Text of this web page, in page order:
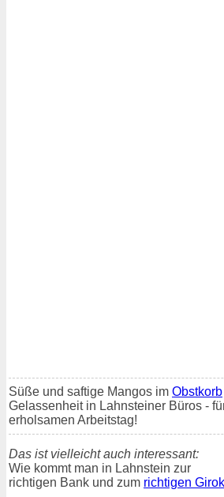
Süße und saftige Mangos im Obstkorb
Gelassenheit in Lahnsteiner Büros -
erholsamen Arbeitstag!
Das ist vielleicht auch interessant:
Wie kommt man in Lahnstein zur
richtigen Bank und zum richtigen